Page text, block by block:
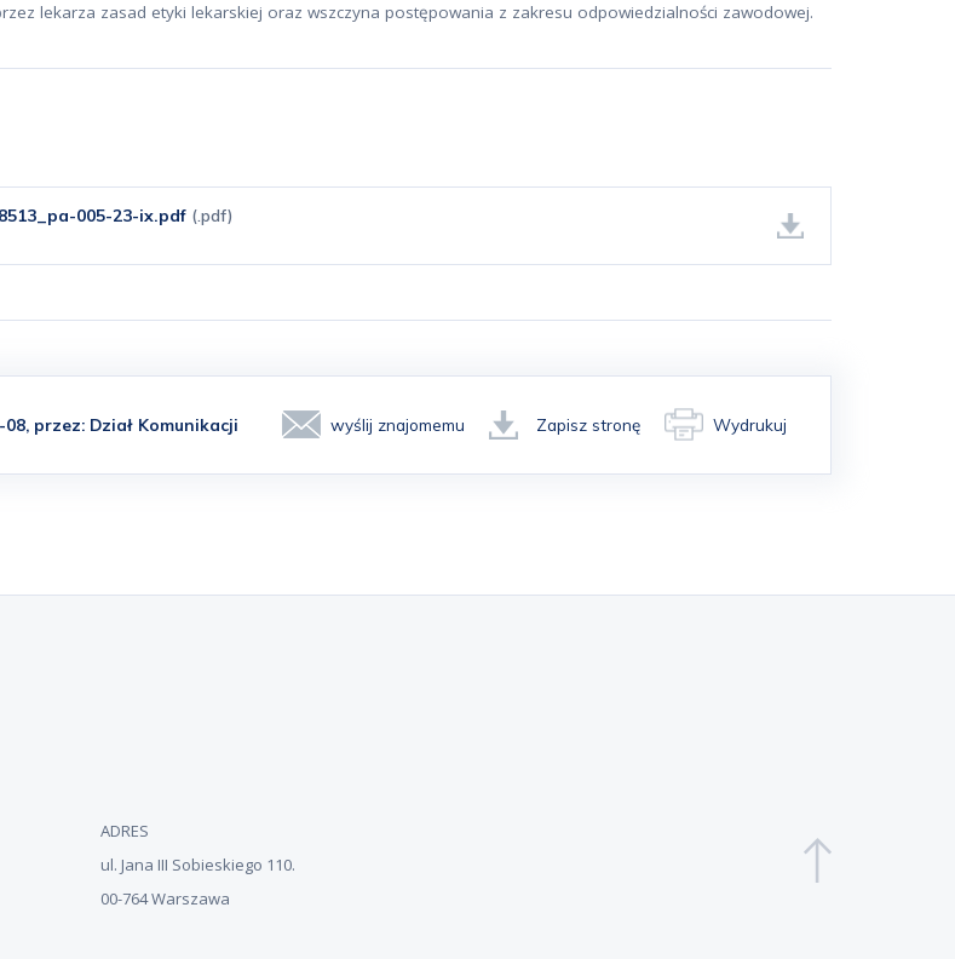
lekarza zasad etyki lekarskiej oraz wszczyna postępowania z zakresu odpowiedzialności zawodowej.
005-23-ix.pdf (.pdf)
08, przez: Dział Komunikacji wyślij znajomemu Zapisz stronę Wydrukuj
ADRES
ul. Jana III Sobieskiego 110.
00-764 Warszawa